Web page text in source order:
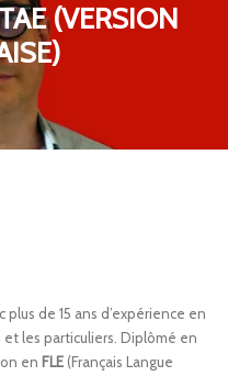
(VERSION
plus de 15 ans d’expérience en
les particuliers. Diplômé en
en FLE (Français Langue